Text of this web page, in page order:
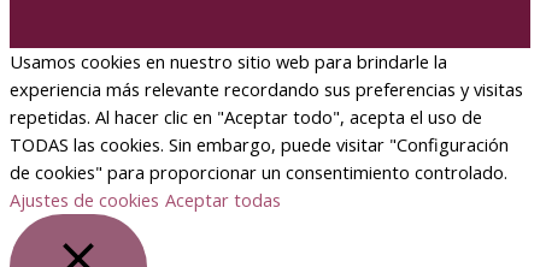
Usamos cookies en nuestro sitio web para brindarle la
experiencia más relevante recordando sus preferencias y visitas
repetidas. Al hacer clic en "Aceptar todo", acepta el uso de
TODAS las cookies. Sin embargo, puede visitar "Configuración
de cookies" para proporcionar un consentimiento controlado.
Ajustes de cookies Aceptar todas